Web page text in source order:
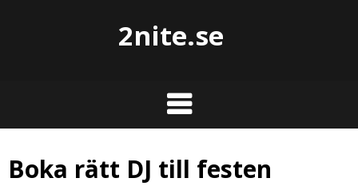
2nite.se
Boka rätt DJ till festen